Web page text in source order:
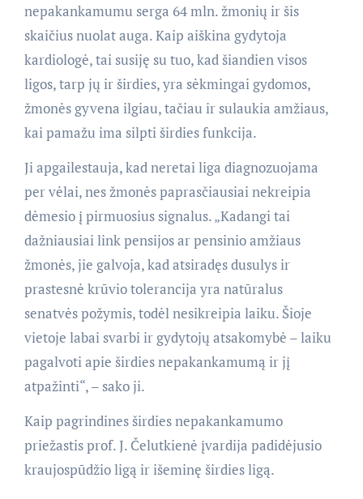
nepakankamumu serga 64 mln. žmonių ir šis
skaičius nuolat auga. Kaip aiškina gydytoja
kardiologė, tai susiję su tuo, kad šiandien visos
ligos, tarp jų ir širdies, yra sėkmingai gydomos,
žmonės gyvena ilgiau, tačiau ir sulaukia amžiaus,
kai pamažu ima silpti širdies funkcija.
Ji apgailestauja, kad neretai liga diagnozuojama
per vėlai, nes žmonės paprasčiausiai nekreipia
dėmesio į pirmuosius signalus. „Kadangi tai
dažniausiai link pensijos ar pensinio amžiaus
žmonės, jie galvoja, kad atsiradęs dusulys ir
prastesnė krūvio tolerancija yra natūralus
senatvės požymis, todėl nesikreipia laiku. Šioje
vietoje labai svarbi ir gydytojų atsakomybė – laiku
pagalvoti apie širdies nepakankamumą ir jį
atpažinti“, – sako ji.
Kaip pagrindines širdies nepakankamumo
priežastis prof. J. Čelutkienė įvardija padidėjusio
kraujospūdžio ligą ir išeminę širdies ligą.